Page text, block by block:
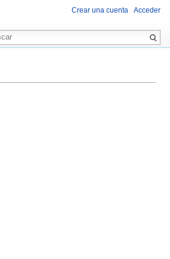
Crear una cuenta Acceder